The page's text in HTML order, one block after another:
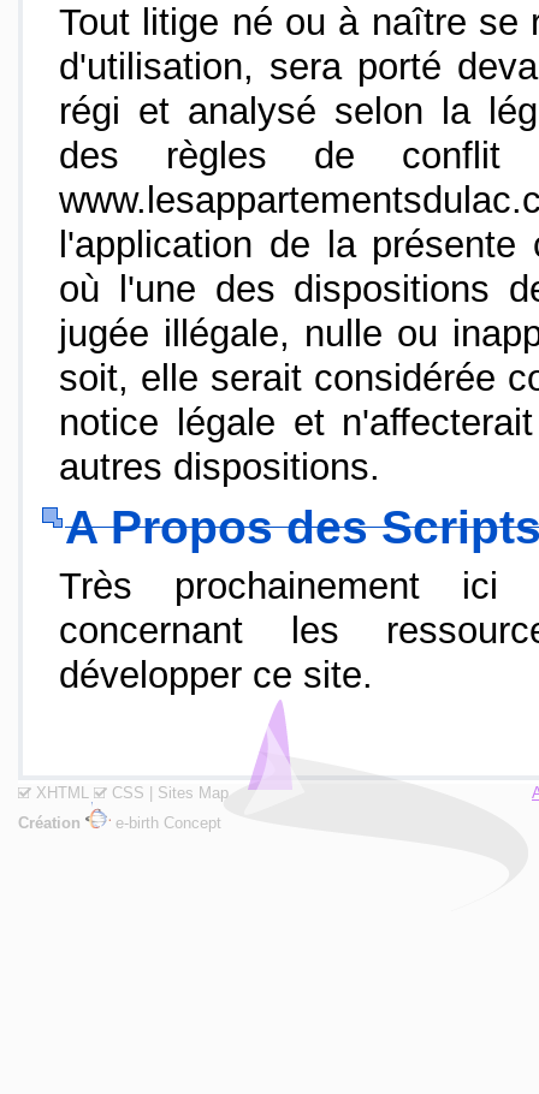
Tout litige né ou à naître se
d'utilisation, sera porté
régi et analysé selon la
des règles de conflit
l'application de la
où l'une des dispositions
jugée illégale, nulle ou
soit, elle serait considérée
notice légale et
autres dispositions.
A Propos des
Très prochainement ici
concernant les
développer ce site.
XHTML CSS
Sites Map
Création
e-birth Concept